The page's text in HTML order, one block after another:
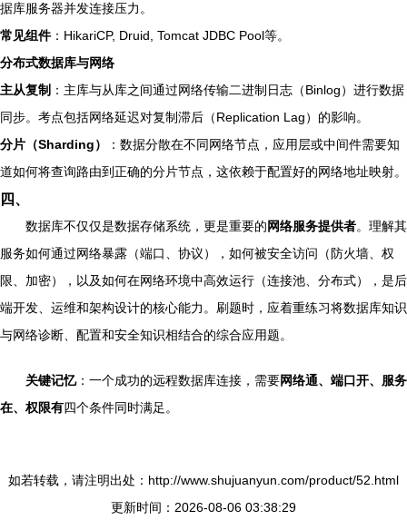
据库服务器并发连接压力。
常见组件：HikariCP, Druid, Tomcat JDBC Pool等。
分布式数据库与网络
主从复制 ：主库与从库之间通过网络传输二进制日志（Binlog）进行数据
同步。考点包括网络延迟对复制滞后（Replication Lag）的影响。
分片（Sharding）
：数据分散在不同网络节点，应用层或中间件需要知
道如何将查询路由到正确的分片节点，这依赖于配置好的网络地址映射。
四、
数据库不仅仅是数据存储系统，更是重要的网络服务提供者。理解其
服务如何通过网络暴露（端口、协议），如何被安全访问（防火墙、权
限、加密），以及如何在网络环境中高效运行（连接池、分布式），是后
端开发、运维和架构设计的核心能力。刷题时，应着重练习将数据库知识
与网络诊断、配置和安全知识相结合的综合应用题。
关键记忆：一个成功的远程数据库连接，需要网络通、端口开、服务
在、权限有四个条件同时满足。
如若转载，请注明出处：http://www.shujuanyun.com/product/52.html
更新时间：2026-08-06 03:38:29